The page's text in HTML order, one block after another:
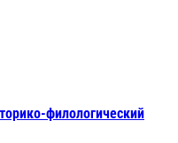
филологический